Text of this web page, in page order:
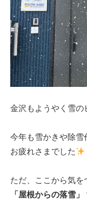
金沢もようやく雪の
今年も雪かきや除雪
お疲れさまでした
ただ、ここから気を
「屋根からの落雪」